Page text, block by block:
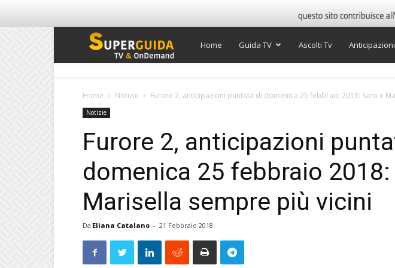
Super
Home Guida TV Ascolti Tv
Home Notizie Furore 2, anticipazioni puntata di domenica 25 febbraio 2018: Saro e
Notizie
Furore 2, anticipazioni
domenica 25 febbraio 2018:
Marisella sempre più vicini
Da Eliana Catalano - 21 Febbraio 2018